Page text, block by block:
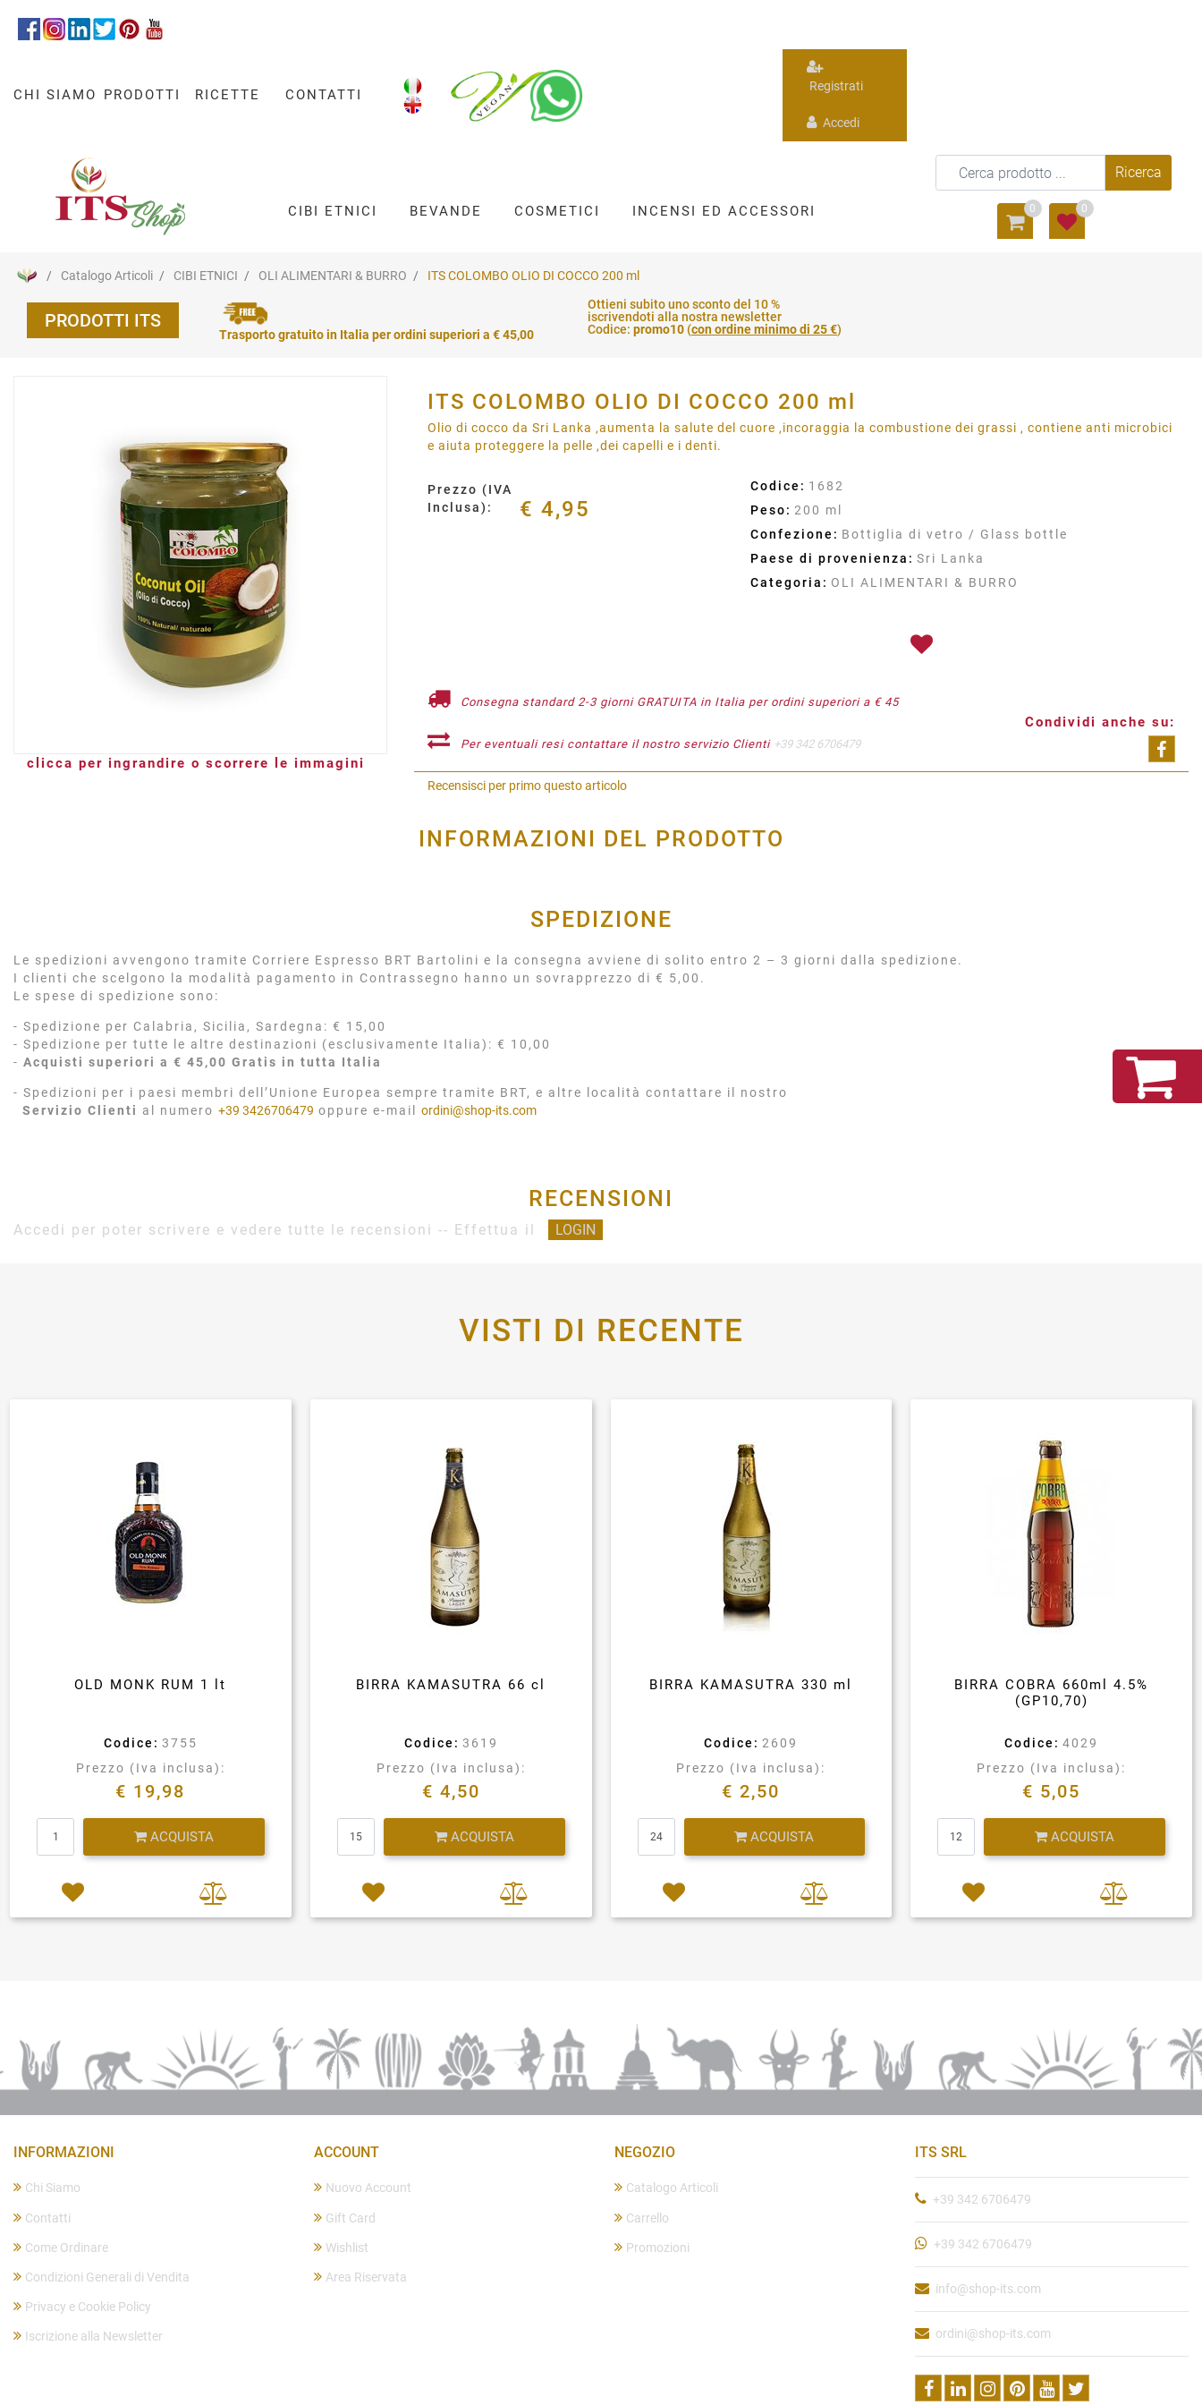
CHI SIAMO PRODOTTI RICETTE CONTATTI
Registrati
Accedi
CIBI ETNICI BEVANDE COSMETICI INCENSI ED ACCESSORI 0 0
Catalogo Articoli CIBI ETNICI OLI ALIMENTARI & BURRO ITS COLOMBO OLIO DI COCCO 200 ml
PRODOTTI ITS
Trasporto gratuito in Italia per ordini superiori a € 45,00
Ottieni subito uno sconto del 10 %
iscrivendoti alla nostra newsletter
Codice: promo10 (con ordine minimo di 25 €)
clicca per ingrandire o scorrere le immagini
ITS COLOMBO OLIO DI COCCO 200 ml
Olio di cocco da Sri Lanka ,aumenta la salute del cuore ,incoraggia la combustione dei grassi , contiene anti microbici
e aiuta proteggere la pelle ,dei capelli e i denti.
Prezzo (IVA
Inclusa):
€ 4,95
Codice: 1682
Peso: 200 ml
Confezione: Bottiglia di vetro / Glass bottle
Paese di provenienza: Sri Lanka
Categoria: OLI ALIMENTARI & BURRO
Consegna standard 2-3 giorni GRATUITA in Italia per ordini superiori a € 45
Per eventuali resi contattare il nostro servizio Clienti +39 342 6706479
Condividi anche su:
Recensisci per primo questo articolo
INFORMAZIONI DEL PRODOTTO
SPEDIZIONE
Le spedizioni avvengono tramite Corriere Espresso BRT Bartolini e la consegna avviene di solito entro 2 – 3 giorni dalla spedizione.
I clienti che scelgono la modalità pagamento in Contrassegno hanno un sovrapprezzo di € 5,00.
Le spese di spedizione sono:
- Spedizione per Calabria, Sicilia, Sardegna: € 15,00
- Spedizione per tutte le altre destinazioni (esclusivamente Italia): € 10,00
- Acquisti superiori a € 45,00 Gratis in tutta Italia
- Spedizioni per i paesi membri dell’Unione Europea sempre tramite BRT, e altre località contattare il nostro
Servizio Clienti al numero +39 3426706479 oppure e-mail ordini@shop-its.com
RECENSIONI
Accedi per poter scrivere e vedere tutte le recensioni -- Effettua il LOGIN
VISTI DI RECENTE
OLD MONK RUM 1 lt
Codice: 3755
Prezzo (Iva inclusa):
€ 19,98
ACQUISTA
BIRRA KAMASUTRA 66 cl
Codice: 3619
Prezzo (Iva inclusa):
€ 4,50
ACQUISTA
BIRRA KAMASUTRA 330 ml
Codice: 2609
Prezzo (Iva inclusa):
€ 2,50
ACQUISTA
BIRRA COBRA 660ml 4.5%
(GP10,70)
Codice: 4029
Prezzo (Iva inclusa):
€ 5,05
ACQUISTA
INFORMAZIONI
Chi Siamo
Contatti
Come Ordinare
Condizioni Generali di Vendita
Privacy e Cookie Policy
Iscrizione alla Newsletter
ACCOUNT
Nuovo Account
Gift Card
Wishlist
Area Riservata
NEGOZIO
Catalogo Articoli
Carrello
Promozioni
ITS SRL
+39 342 6706479
+39 342 6706479
info@shop-its.com
ordini@shop-its.com